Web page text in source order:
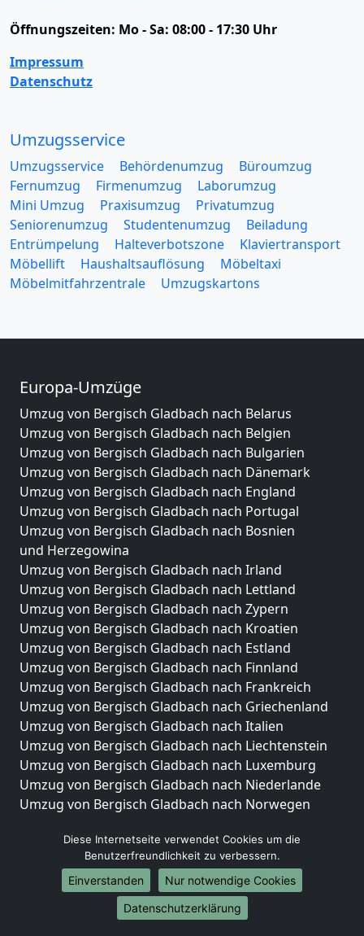
Öffnungszeiten: Mo - Sa: 08:00 - 17:30 Uhr
Impressum
Datenschutz
Umzugsservice
Umzugsservice Behördenumzug
Büroumzug
Fernumzug
Firmenumzug
Laborumzug
Mini Umzug
Praxisumzug
Privatumzug
Seniorenumzug
Studentenumzug
Beiladung
Entrümpelung
Halteverbotszone
Klaviertransport
Möbellift
Haushaltsauflösung
Möbeltaxi
Möbelmitfahrzentrale
Umzugskartons
Europa-Umzüge
Umzug von Bergisch Gladbach nach Belarus
Umzug von Bergisch Gladbach nach Belgien
Umzug von Bergisch Gladbach nach Bulgarien
Umzug von Bergisch Gladbach nach Dänemark
Umzug von Bergisch Gladbach nach England
Umzug von Bergisch Gladbach nach Portugal
Umzug von Bergisch Gladbach nach Bosnien
und Herzegowina
Umzug von Bergisch Gladbach nach Irland
Umzug von Bergisch Gladbach nach Lettland
Umzug von Bergisch Gladbach nach Zypern
Umzug von Bergisch Gladbach nach Kroatien
Umzug von Bergisch Gladbach nach Estland
Umzug von Bergisch Gladbach nach Finnland
Umzug von Bergisch Gladbach nach Frankreich
Umzug von Bergisch Gladbach nach Griechenland
Umzug von Bergisch Gladbach nach Italien
Umzug von Bergisch Gladbach nach Liechtenstein
Umzug von Bergisch Gladbach nach Luxemburg
Umzug von Bergisch Gladbach nach Niederlande
Umzug von Bergisch Gladbach nach Norwegen
Umzüge-Deutschlandweit
Umzug von Bergisch Gladbach nach Berlin
Umzug von Bergisch Gladbach nach Hamburg
Umzug von Bergisch Gladbach nach München
Umzug von Bergisch Gladbach nach Köln
Diese Internetseite verwendet Cookies um die
Benutzerfreundlichkeit zu verbessern.
Einverstanden
Nur notwendige Cookies
Datenschutzerklärung